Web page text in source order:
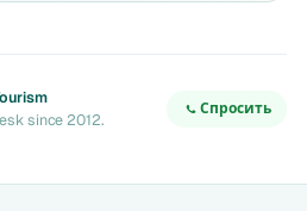
since 2012.
Спросить